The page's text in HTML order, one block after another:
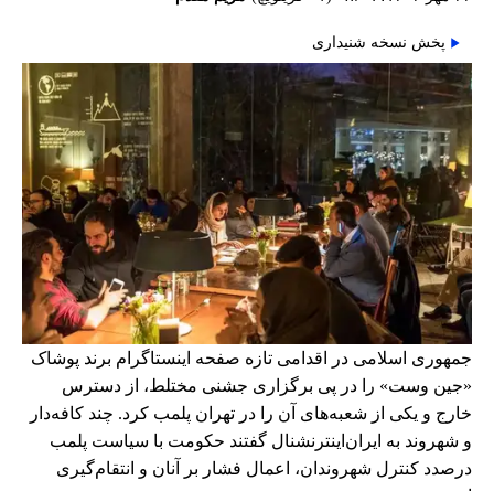
پخش نسخه شنیداری
جمهوری اسلامی در اقدامی تازه صفحه اینستاگرام برند پوشاک
«جین وست» را در پی برگزاری جشنی مختلط، از دسترس
خارج و یکی از شعبه‌های آن را در تهران پلمب کرد. چند کافه‌‌دار
و شهروند به ایران‌اینترنشنال گفتند حکومت با سیاست پلمب
درصدد کنترل شهروندان، اعمال فشار بر آنان و انتقام‌گیری